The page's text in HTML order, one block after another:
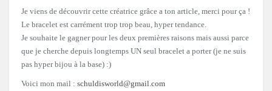
Je viens de découvrir cette créatrice grâce a ton article, merci pour ça !
Le bracelet est carrément trop trop beau, hyper tendance.
Je souhaite le gagner pour les deux premières raisons mais aussi parce
que je cherche depuis longtemps UN seul bracelet a porter (je ne suis
pas hyper bijou à la base) :)
Voici mon mail : schuldisworld@gmail.com